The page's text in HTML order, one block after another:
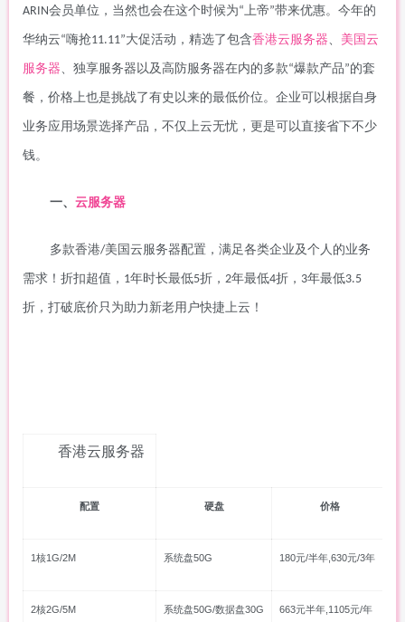
ARIN会员单位，当然也会在这个时候为“上帝”带来优惠。今年的
华纳云“嗨抢11.11”大促活动，精选了包含香港云服务器、 美国云
服务器、独享服务器以及高防服务器在内的多款“爆款产品”的套
餐，价格上也是挑战了有史以来的最低价位。企业可以根据自身
业务应用场景选择产品，不仅上云无忧，更是可以直接省下不少
钱。
一、 云服务器
多款香港/美国云服务器配置，满足各类企业及个人的业务
需求！折扣超值， 1年时长最低5折， 2年最低4折， 3年最低3.5
折，打破底价只为助力新老用户快捷上云！
香港云服务器
配置 硬盘 价格
1核1G/2M 系统盘50G 180元/半年,630元/3年
2核2G/5M 系统盘50G/数据盘30G 663元半年,1105元/年